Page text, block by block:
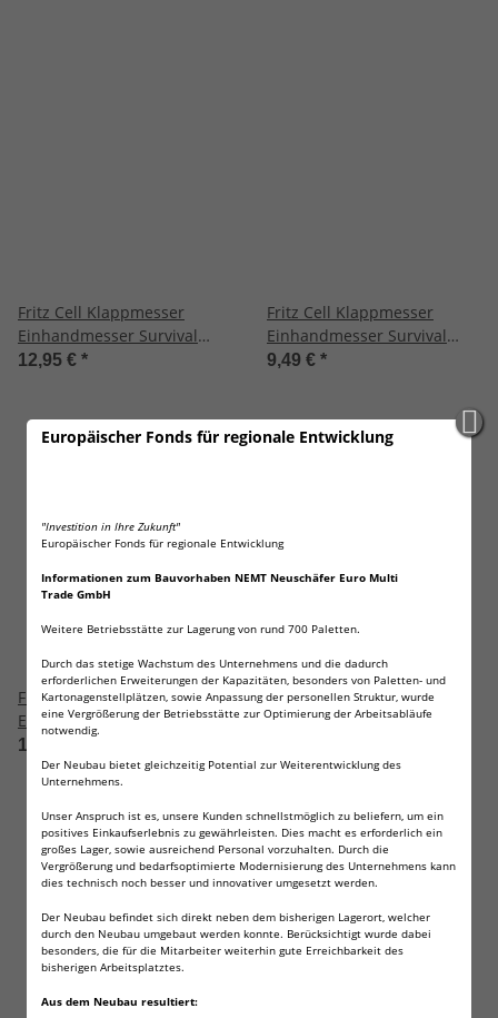
Europäischer Fonds für regionale Entwicklung
"Investition in Ihre Zukunft"
Europäischer Fonds für regionale Entwicklung
Informationen zum Bauvorhaben NEMT Neuschäfer Euro Multi
Trade GmbH
Weitere Betriebsstätte zur Lagerung von rund 700 Paletten.
Durch das stetige Wachstum des Unternehmens und die dadurch
erforderlichen Erweiterungen der Kapazitäten, besonders von Paletten- und
Kartonagenstellplätzen, sowie Anpassung der personellen Struktur, wurde
eine Vergrößerung der Betriebsstätte zur Optimierung der Arbeitsabläufe
notwendig.
Der Neubau bietet gleichzeitig Potential zur Weiterentwicklung des
Unternehmens.
Unser Anspruch ist es, unsere Kunden schnellstmöglich zu beliefern, um ein
positives Einkaufserlebnis zu gewährleisten. Dies macht es erforderlich ein
großes Lager, sowie ausreichend Personal vorzuhalten. Durch die
Vergrößerung und bedarfsoptimierte Modernisierung des Unternehmens kann
dies technisch noch besser und innovativer umgesetzt werden.
Der Neubau befindet sich direkt neben dem bisherigen Lagerort, welcher
durch den Neubau umgebaut werden konnte. Berücksichtigt wurde dabei
besonders, die für die Mitarbeiter weiterhin gute Erreichbarkeit des
bisherigen Arbeitsplatztes.
Aus dem Neubau resultiert:
Fritz Cell Klappmesser
Einhandmesser Survival
Taschenmesser Outdoor
12,95 € *
Fritz Cell Klappmesser
Einhandmesser Survival
Taschenmesser Outdoor
9,49 € *
Fritz Cell Klappmesser
Einhandmesser Survival
Taschenmesser Outdoor
Messer schwarz silber R75
12,95 €
Fritz Cell Klappmesser
Zweihandmesser Survival
Messer Holz M61